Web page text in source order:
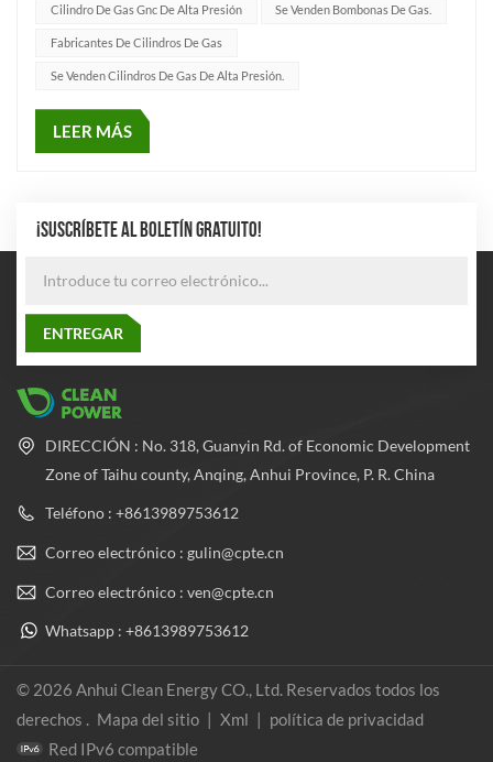
Cilindro De Gas Gnc De Alta Presión Se Venden Bombonas De Gas.
Fabricantes De Cilindros De Gas
Se Venden Cilindros De Gas De Alta Presión.
LEER MÁS
¡SUSCRÍBETE AL BOLETÍN GRATUITO!
DIRECCIÓN : No. 318, Guanyin Rd. of Economic Development
Zone of Taihu county, Anqing, Anhui Province, P. R. China
Teléfono : +8613989753612
Correo electrónico : gulin@cpte.cn
Correo electrónico : ven@cpte.cn
Whatsapp : +8613989753612
© 2026 Anhui Clean Energy CO., Ltd. Reservados todos los
derechos . Mapa del sitio | Xml | política de privacidad
Red IPv6 compatible